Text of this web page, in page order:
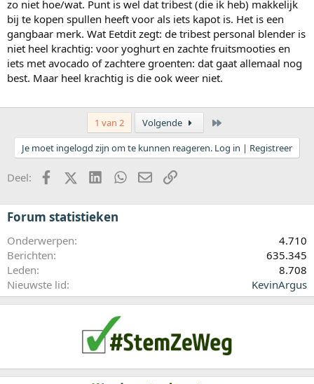
zo niet hoe/wat. Punt is wel dat tribest (die ik heb) makkelijk
bij te kopen spullen heeft voor als iets kapot is. Het is een
gangbaar merk. Wat Eetdit zegt: de tribest personal blender is
niet heel krachtig: voor yoghurt en zachte fruitsmooties en
iets met avocado of zachtere groenten: dat gaat allemaal nog
best. Maar heel krachtig is die ook weer niet.
1 van 2 Volgende
Je moet ingelogd zijn om te kunnen reageren. Log in | Registreer
Deel: FacebookX (Twitter)LinkedInWhatsApp
E-mailkoppeling
Forum statistieken
Onderwerpen
4.710
Berichten
635.345
Leden
8.708
Nieuwste lid
KevinArgus